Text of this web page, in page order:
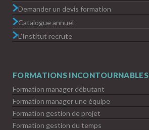
Demander un devis formation
Catalogue annuel
L’Institut recrute
FORMATIONS INCONTOURNABLES
Formation manager débutant
Formation manager une équipe
Formation gestion de projet
Formation gestion du temps